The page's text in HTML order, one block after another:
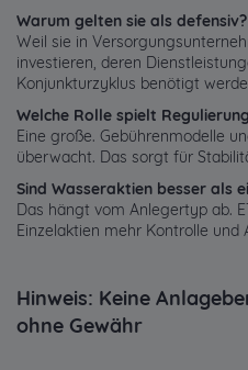
Warum gelten sie als defensiv?
Weil sie in
investieren, deren
Konjunkturzyklus benötigt
Welche Rolle spielt
Eine große. Gebührenmodelle
überwacht. Das sorgt für
Sind Wasseraktien besser als
Das hängt vom Anlegertyp ab.
Einzelaktien mehr Kontrolle und
Hinweis: Keine
ohne Gewähr